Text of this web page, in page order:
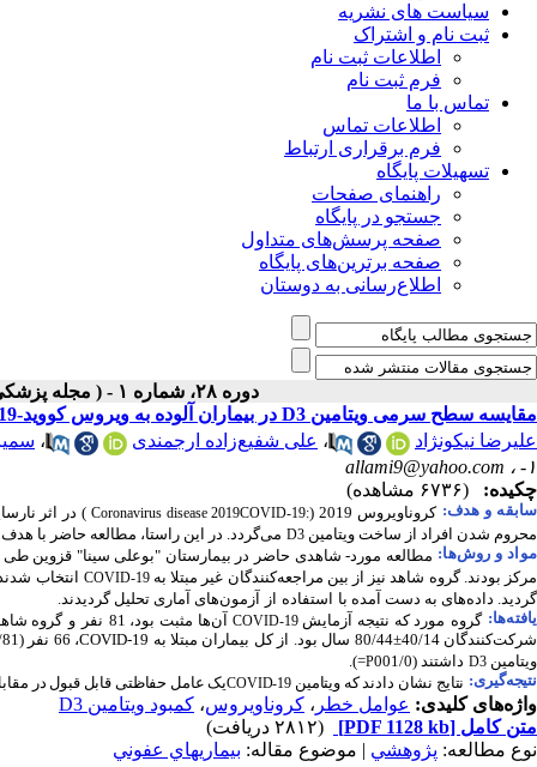
سیاست های نشریه
ثبت نام و اشتراک
اطلاعات ثبت نام
فرم ثبت نام
تماس با ما
اطلاعات تماس
فرم برقراری ارتباط
تسهیلات پایگاه
راهنمای صفحات
جستجو در پایگاه
صفحه پرسش‌های متداول
صفحه برترین‌های پایگاه
اطلاع‌رسانی به دوستان
دوره ۲۸، شماره ۱ - ( مجله پزشکی بالینی ابن سیناـ بهار ۱۴۰۰ )
مقایسه سطح سرمی ویتامین D3 در بیماران آلوده به ویروس کووید-19 با افراد غیر مبتلا
علیرضا نیکونژاد
، علی شفیع‌زاده ارجمندی ،
۱- ،
allami9@yahoo.com
چکیده:
(۶۷۳۶ مشاهده)
سابقه و هدف: کروناویروس (
COVID-19:
Coronavirus disease 2019
) در اثر
محروم شدن افراد از ساخت ویتامین D3 می‌گردد. در این راستا، مطالعه حاضر با
مواد و روش‌‌ها: مطالعه مورد- شاهدی حاضر در بیمارستان "بوعلی سینا" قزوین
مرکز بودند. گروه شاهد نیز از بین مراجعه‌کنندگان غیر مبتلا بهCOVID-19 انتخاب
گردید. داده‌های به دست آمده با استفاده از آزمونهای آماری تحلیل گردیدند.
یافته‌ها: گروه مورد که نتیجه آزمایشCOVID-19 آنها مثبت بود، 81 نفر و گروه
شرکت‌کنندگان 40/14
±80/44 سال بود. از کل بیماران مبتلا به COVID-19، 66 نفر (5/81 درصد) دچار کمبود ویتامین
ویتامین D3 داشتند (001/0 P
=
).
نتیجه‌گیری: نتایج نشان دادند که ویتامین یک عامل حفاظتی قابل قبول درCOVID-19
واژه‌های کلیدی: عوامل خطر ، کروناویروس، کمبود ویتامین D3
متن کامل [PDF 1128 kb]
(۲۸۱۲ دریافت)
نوع مطالعه: پژوهشي | موضوع مقاله: بيماريهاي عفوني